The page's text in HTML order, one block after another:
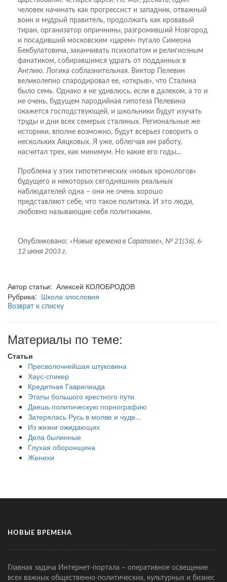
человек начинать как прогрессист и западник, отважный
воин и мудрый правитель, продолжать как кровавый
тиран, организатор опричнины, разгромивший Новгород
и посадивший московским «царем» пугало Симеона
Бекбулатовича, заканчивать психопатом и религиозным
фанатиком, собиравшимся удрать от подданных в
Англию. Логика соблазнительная. Виктор Пелевин
великолепно спародировал ее, «открыв», что Сталина
было семь. Однако я не удивлюсь, если в далеком, а то и
не очень, будущем пародийная гипотеза Пелевина
окажется господствующей, и школьники будут изучать
труды и дни всех семерых сталиных. Региональные же
историки, вполне возможно, будут всерьез говорить о
нескольких Аяцковых. Я уже, облегчая им работу,
насчитал трех, как минимум. Но какие его годы...
Проблема у этих гипотетических «новых хронологов»
будущего и некоторых сегодняшних реальных
наблюдателей одна – они не очень хорошо
представляют себе, что такое политика. И это люди,
любовно называющие себя политиками.
Опубликовано: «Новые времена в Саратове», № 21(36), 6-
12 июня 2003 г.
Автор статьи: Алексей КОЛОБРОДОВ
Рубрика: Школа злословия
Возврат к списку
Материалы по теме:
Статьи
Пресволочнейшая штуковина
Хаус-спикер
Кредитная Гаврилиада
Этапы большого крестного пути
Даешь политическую порнографию
Затерялась Русь в молве и чуде...
Из жизни ожидающих
Дела былинные
Глухая оборонщина
Женихи
НОВЫЕ ВРЕМЕНА
Главная задача Интернет-портала – оперативное освещение
всех важных общественно-политических, культурных и бизнес